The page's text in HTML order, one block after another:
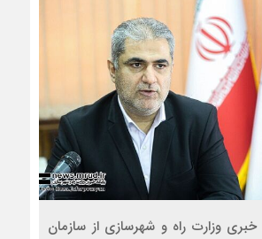
خبری وزارت راه و شهرسازی از سازمان